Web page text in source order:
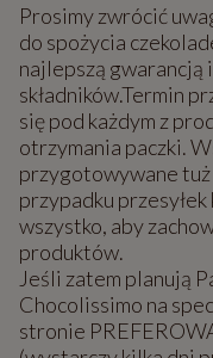
Prosimy zwrócić
do spożycia
najlepszą gwarancją
składników.Termin
się pod każdym z
otrzymania paczki.
przygotowywane tuż
przypadku
wszystko, aby
produktów.
Jeśli zatem planują
Chocolissimo na
stronie